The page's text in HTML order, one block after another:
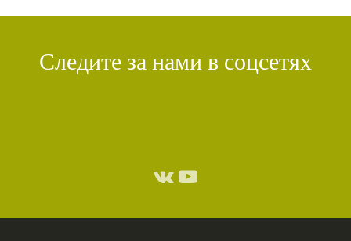
Следите за нами в соцсетях